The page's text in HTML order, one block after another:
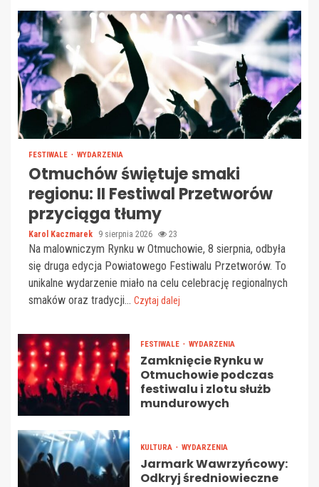
FESTIWALE WYDARZENIA
Otmuchów świętuje smaki
regionu: II Festiwal Przetworów
przyciąga tłumy
Karol Kaczmarek 9 sierpnia 2026 23
Na malowniczym Rynku w Otmuchowie, 8 sierpnia, odbyła
się druga edycja Powiatowego Festiwalu Przetworów. To
unikalne wydarzenie miało na celu celebrację regionalnych
smaków oraz tradycji... Czytaj dalej
FESTIWALE WYDARZENIA
Zamknięcie Rynku w
Otmuchowie podczas
festiwalu i zlotu służb
mundurowych
KULTURA WYDARZENIA
Jarmark Wawrzyńcowy:
Odkryj średniowieczne